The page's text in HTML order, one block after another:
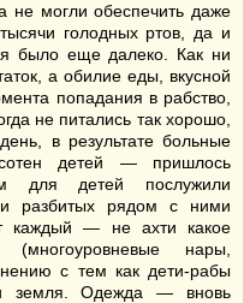
не могли обеспечить даже
голодных ртов, да и
было еще далеко. Как ни
а обилие еды, вкусной
попадания в рабство,
не питались так хорошо,
в результате больные
детей — пришлось
для детей послужили
и разбитых рядом с ними
каждый — не ахти какое
нары,
с тем как дети-рабы
земля. Одежда — вновь